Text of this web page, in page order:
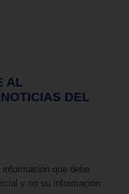
AL
DEL
que debe
y no su información